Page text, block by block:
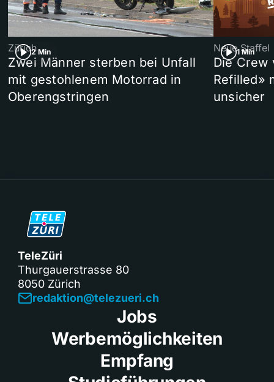
2 Min
Zürich
Zwei Männer sterben bei Unfall
mit gestohlenem Motorrad in
Oberengstringen
1 Min
Neue Staffel
Die Crew
Refilled»
unsicher
TeleZüri
Thurgauerstrasse 80
8050 Zürich
redaktion@telezueri.ch
Jobs
Werbemöglichkeiten
Empfang